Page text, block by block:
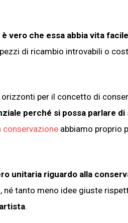
vero che essa abbia vita facile
di ricambio introvabili o
per il concetto di
perché si possa parlare
conservazione abbiamo proprio
unitaria riguardo alla
tanto meno idee giuste
.